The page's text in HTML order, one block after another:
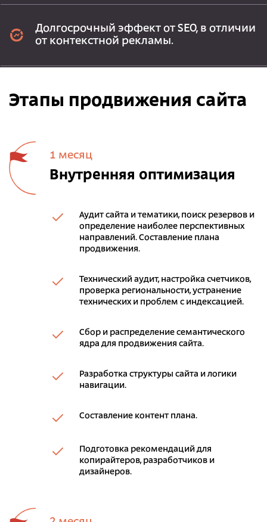
Долгосрочный эффект от SEO, в отличии
от контекстной рекламы.
Этапы продвижения сайта
1 месяц
Внутренняя оптимизация
Аудит сайта и тематики, поиск резервов и
определение наиболее перспективных
направлений. Составление плана
продвижения.
Технический аудит, настройка счетчиков,
проверка региональности, устранение
технических и проблем с индексацией.
Сбор и распределение семантического
ядра для продвижения сайта.
Разработка структуры сайта и логики
навигации.
Составление контент плана.
Подготовка рекомендаций для
копирайтеров, разработчиков и
дизайнеров.